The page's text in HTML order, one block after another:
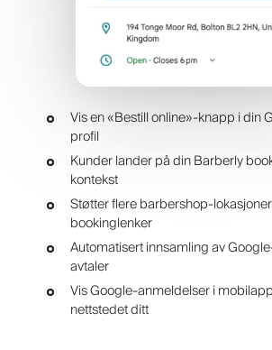
Vis en «Bestill online»-knapp i din
profil
Kunder lander på din Barberly
kontekst
Støtter flere barbershop-
bookinglenker
Automatisert innsamling av
avtaler
Vis Google-anmeldelser i
nettstedet ditt